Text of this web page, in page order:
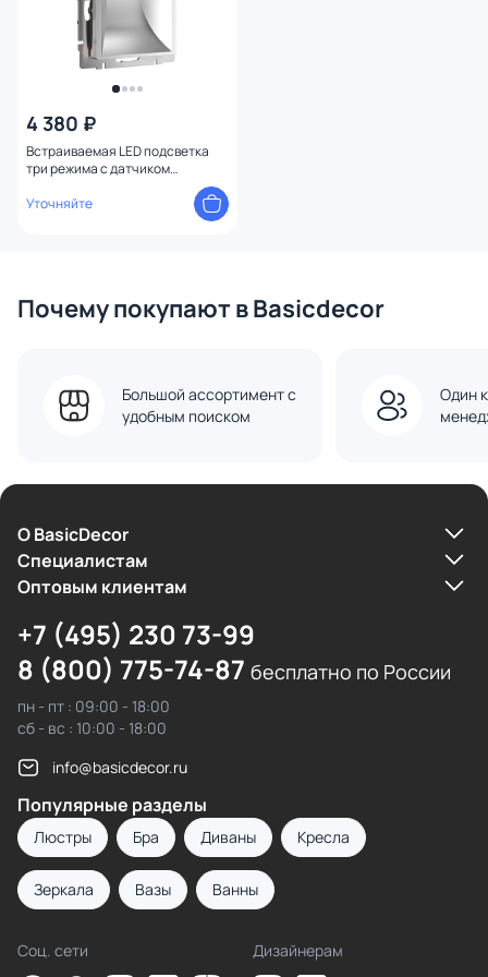
4 380 ₽
Встраиваемая LED подсветка
три режима с датчиком
движения Werkel (серебряный)
W1154606
Уточняйте
Почему покупают в Basicdecor
Большой ассортимент с
удобным поиском
Один
О BasicDecor
Cпециалистам
Оптовым клиентам
+7 (495) 230 73-99
8 (800) 775-74-87 бесплатно по России
пн - пт : 09:00 - 18:00
сб - вс : 10:00 - 18:00
info@basicdecor.ru
Популярные разделы
Люстры Бра Диваны Кресла
Зеркала Вазы Ванны
Соц. сети Дизайнерам